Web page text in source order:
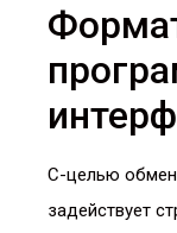
С-целью
задействует